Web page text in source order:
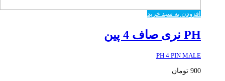
افزودن به سبد خرید
PH نری صاف 4 پین
PH 4 PIN MALE
900 تومان